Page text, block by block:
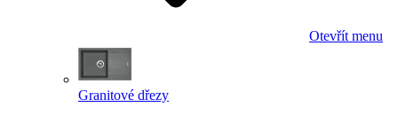
Otevřít menu
Granitové dřezy